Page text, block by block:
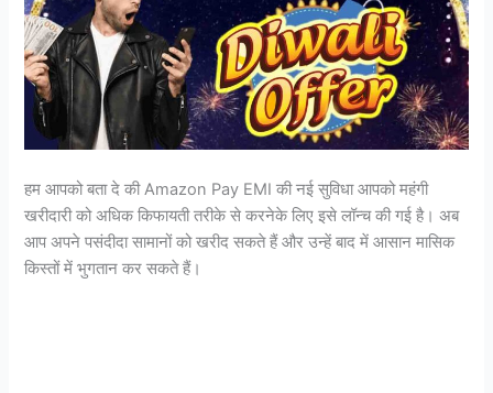
हम आपको बता दे की Amazon Pay EMI की नई सुविधा आपको महंगी
खरीदारी को अधिक किफायती तरीके से करनेके लिए इसे लॉन्च की गई है। अब
आप अपने पसंदीदा सामानों को खरीद सकते हैं और उन्हें बाद में आसान मासिक
किस्तों में भुगतान कर सकते हैं।